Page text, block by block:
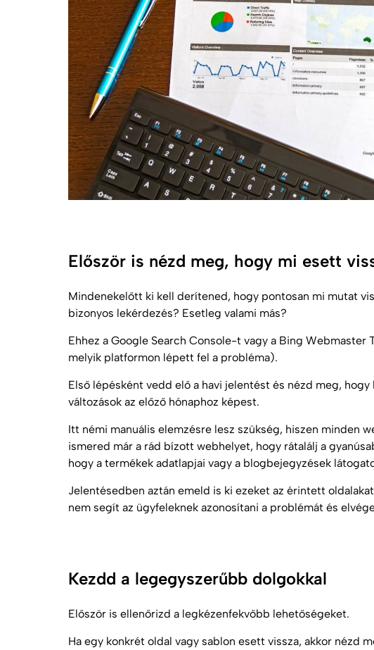
Először is nézd meg, hogy mi esett
Mindenekelőtt ki kell derítened, hogy pontosan mi mutat
bizonyos lekérdezés? Esetleg valami más?
Ehhez a Google Search Console-t vagy a Bing
melyik platformon lépett fel a probléma).
Első lépésként vedd elő a havi jelentést és nézd meg,
változások az előző hónaphoz képest.
Itt némi manuális elemzésre lesz szükség, hiszen minden
ismered már a rád bízott webhelyet, hogy rátalálj a
hogy a termékek adatlapjai vagy a blogbejegyzések
Jelentésedben aztán emeld is ki ezeket az érintett
nem segít az ügyfeleknek azonosítani a problémát és
Kezdd a legegyszerűbb dolgokkal
Először is ellenőrizd a legkézenfekvőbb lehetőségeket.
Ha egy konkrét oldal vagy sablon esett vissza, akkor nézd